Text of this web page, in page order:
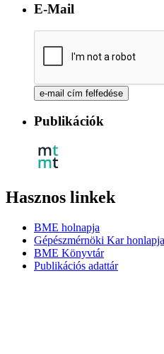
E-Mail
Publikációk
Hasznos linkek
BME holnapja
Gépészmérnöki Kar honlapja
BME Könyvtár
Publikációs adattár